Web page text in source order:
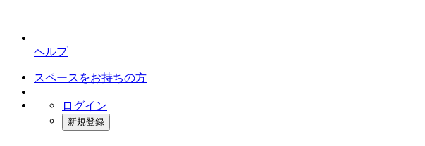
ヘルプ
スペースをお持ちの方
ログイン
新規登録